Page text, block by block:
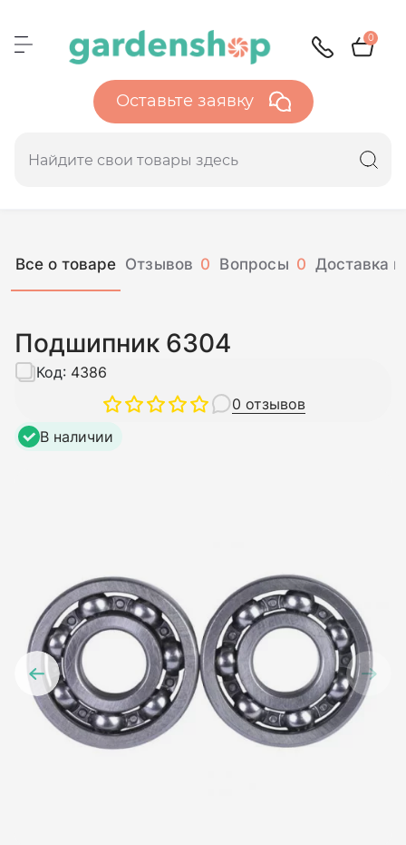
0
Оставьте заявку
Все о товаре Отзывов 0 Вопросы 0 Доставка и
Подшипник 6304
0 отзывов
Код: 4386
В наличии